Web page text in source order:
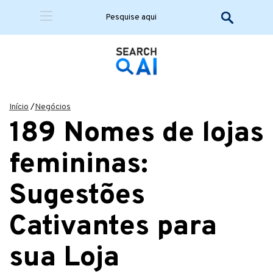
Início /Negócios
189 Nomes de lojas
femininas:
Sugestões
Cativantes para
sua Loja